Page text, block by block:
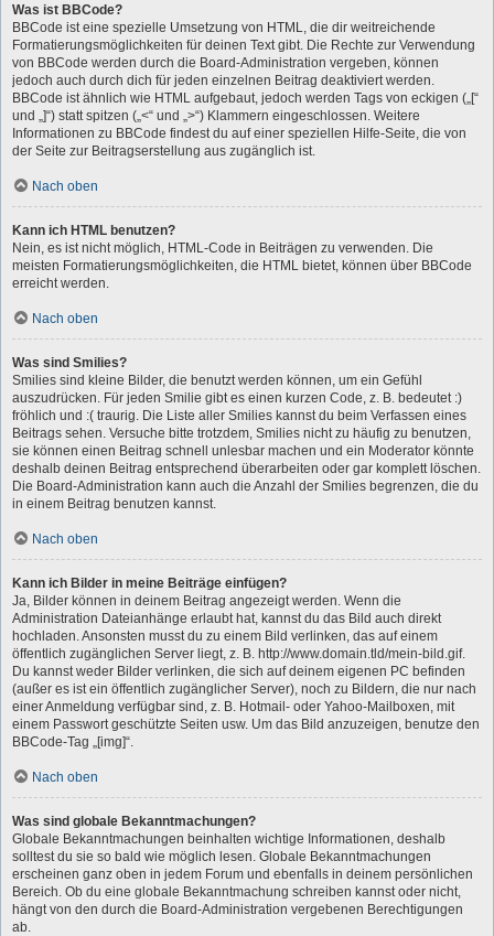
Was ist BBCode?
BBCode ist eine spezielle Umsetzung von HTML, die dir weitreichende
Formatierungsmöglichkeiten für deinen Text gibt. Die Rechte zur Verwendung
von BBCode werden durch die Board-Administration vergeben, können
jedoch auch durch dich für jeden einzelnen Beitrag deaktiviert werden.
BBCode ist ähnlich wie HTML aufgebaut, jedoch werden Tags von eckigen („[“
und „]“) statt spitzen („<“ und „>“) Klammern eingeschlossen. Weitere
Informationen zu BBCode findest du auf einer speziellen Hilfe-Seite, die von
der Seite zur Beitragserstellung aus zugänglich ist.
Nach oben
Kann ich HTML benutzen?
Nein, es ist nicht möglich, HTML-Code in Beiträgen zu verwenden. Die
meisten Formatierungsmöglichkeiten, die HTML bietet, können über BBCode
erreicht werden.
Nach oben
Was sind Smilies?
Smilies sind kleine Bilder, die benutzt werden können, um ein Gefühl
auszudrücken. Für jeden Smilie gibt es einen kurzen Code, z. B. bedeutet :)
fröhlich und :( traurig. Die Liste aller Smilies kannst du beim Verfassen eines
Beitrags sehen. Versuche bitte trotzdem, Smilies nicht zu häufig zu benutzen,
sie können einen Beitrag schnell unlesbar machen und ein Moderator könnte
deshalb deinen Beitrag entsprechend überarbeiten oder gar komplett löschen.
Die Board-Administration kann auch die Anzahl der Smilies begrenzen, die du
in einem Beitrag benutzen kannst.
Nach oben
Kann ich Bilder in meine Beiträge einfügen?
Ja, Bilder können in deinem Beitrag angezeigt werden. Wenn die
Administration Dateianhänge erlaubt hat, kannst du das Bild auch direkt
hochladen. Ansonsten musst du zu einem Bild verlinken, das auf einem
öffentlich zugänglichen Server liegt, z. B. http://www.domain.tld/mein-bild.gif.
Du kannst weder Bilder verlinken, die sich auf deinem eigenen PC befinden
(außer es ist ein öffentlich zugänglicher Server), noch zu Bildern, die nur nach
einer Anmeldung verfügbar sind, z. B. Hotmail- oder Yahoo-Mailboxen, mit
einem Passwort geschützte Seiten usw. Um das Bild anzuzeigen, benutze den
BBCode-Tag „[img]“.
Nach oben
Was sind globale Bekanntmachungen?
Globale Bekanntmachungen beinhalten wichtige Informationen, deshalb
solltest du sie so bald wie möglich lesen. Globale Bekanntmachungen
erscheinen ganz oben in jedem Forum und ebenfalls in deinem persönlichen
Bereich. Ob du eine globale Bekanntmachung schreiben kannst oder nicht,
hängt von den durch die Board-Administration vergebenen Berechtigungen
ab.